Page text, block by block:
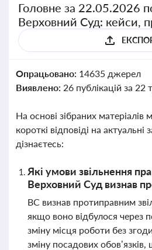
Головне за 22.05.2026
Верховний Суд: кейси,
Опрацьовано: 14635 джерел
Виявлено: 26 публікацій за 22
На основі зібраних
короткі відповіді на актуальні
дізнаєтесь:
Які умови звільнення
Верховний Суд визнав
ВС визнав протиправним
якщо воно відбулося через
зміну місця роботи без
зміну посадових